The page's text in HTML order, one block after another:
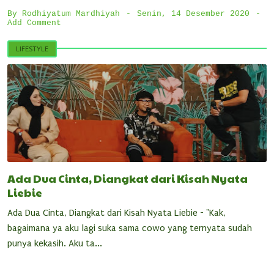
By Rodhiyatum Mardhiyah
Senin, 14 Desember 2020
Add Comment
LIFESTYLE
Ada Dua Cinta, Diangkat dari Kisah Nyata
Liebie
Ada Dua Cinta, Diangkat dari Kisah Nyata Liebie - "Kak,
bagaimana ya aku lagi suka sama cowo yang ternyata sudah
punya kekasih. Aku ta...